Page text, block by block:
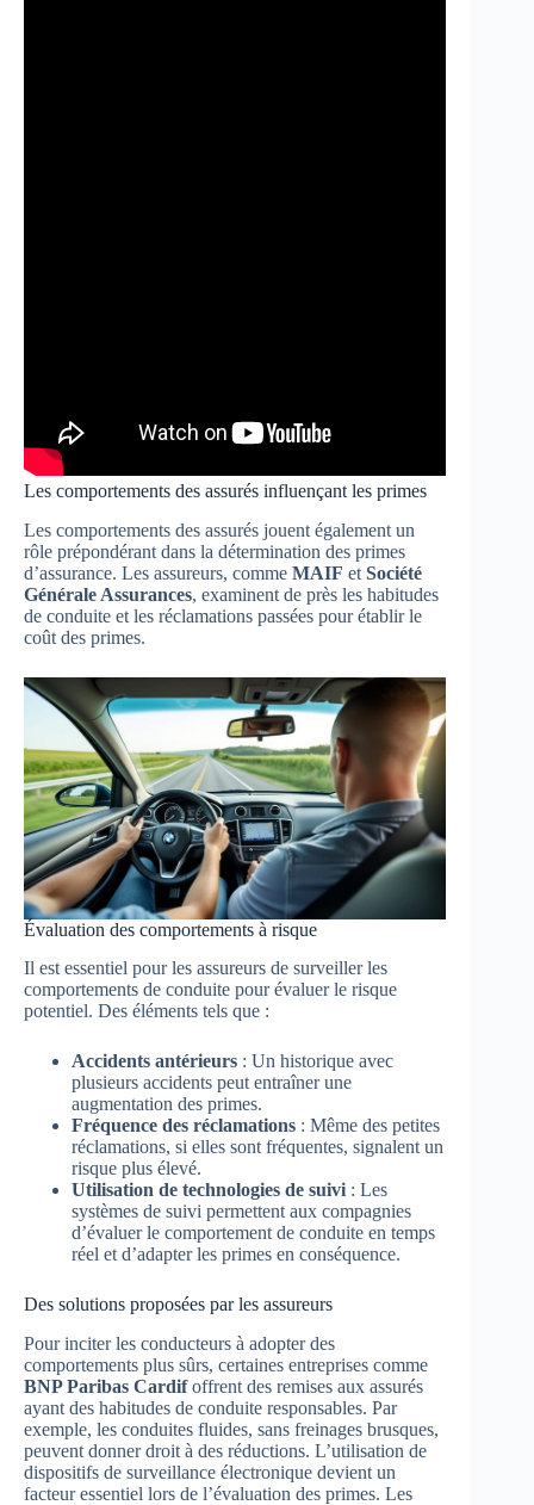
Les comportements des assurés influençant les primes
Les comportements des assurés jouent également un
rôle prépondérant dans la détermination des primes
d’assurance. Les assureurs, comme MAIF et Société
Générale Assurances, examinent de près les habitudes
de conduite et les réclamations passées pour établir le
coût des primes.
Évaluation des comportements à risque
Il est essentiel pour les assureurs de surveiller les
comportements de conduite pour évaluer le risque
potentiel. Des éléments tels que :
Accidents antérieurs : Un historique avec
plusieurs accidents peut entraîner une
augmentation des primes.
Fréquence des réclamations : Même des petites
réclamations, si elles sont fréquentes, signalent un
risque plus élevé.
Utilisation de technologies de suivi : Les
systèmes de suivi permettent aux compagnies
d’évaluer le comportement de conduite en temps
réel et d’adapter les primes en conséquence.
Des solutions proposées par les assureurs
Pour inciter les conducteurs à adopter des
comportements plus sûrs, certaines entreprises comme
BNP Paribas Cardifoffrent des remises aux assurés
ayant des habitudes de conduite responsables. Par
exemple, les conduites fluides, sans freinages brusques,
peuvent donner droit à des réductions. L’utilisation de
dispositifs de surveillance électronique devient un
facteur essentiel lors de l’évaluation des primes. Les